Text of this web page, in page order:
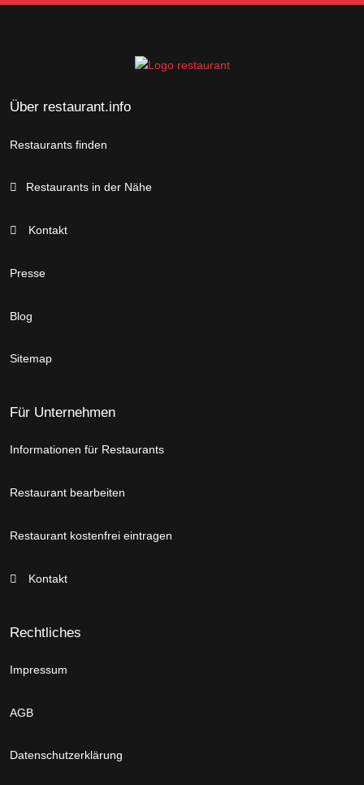
Über restaurant.info
Restaurants finden
Restaurants in der Nähe
Kontakt
Presse
Blog
Sitemap
Für Unternehmen
Informationen für Restaurants
Restaurant bearbeiten
Restaurant kostenfrei eintragen
Kontakt
Rechtliches
Impressum
AGB
Datenschutzerklärung